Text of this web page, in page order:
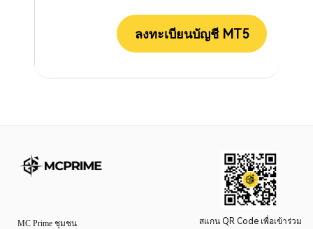
ลงทะเบียนบัญชี MT5
MC Prime ชุมชน
สแกน QR Code เพื่อเข้าร่วม